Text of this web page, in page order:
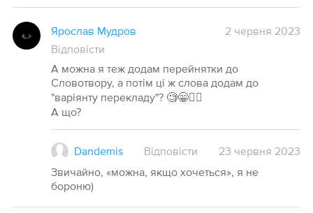
Ярослав Мудров
2 червня 2023
Відповісти
А можна я теж додам перейнятки до
Словотвору, а потім ці ж слова додам до
"варіянту перекладу"? 🧐😁🤦‍♂️
А що?
Dandemis Відповісти 23 червня 2023
Звичайно, «можна, якщо хочеться», я не
бороню)